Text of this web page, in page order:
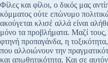
Φίλες και φίλοι, ο δικός μας
κόμματος ούτε επώνυμο
ακούγεται κλισέ αλλά είναι
μόνο τα προβλήματα. Μαζί τους,
φτηνή προπαγάνδα, η
που αλλοιώνουν την
και απωθητικότητα. Και σε